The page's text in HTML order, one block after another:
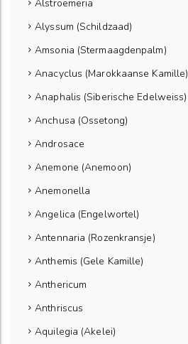
Alstroemeria
Alyssum (Schildzaad)
Amsonia (Stermaagdenpalm)
Anacyclus (Marokkaanse Kamille)
Anaphalis (Siberische Edelweiss)
Anchusa (Ossetong)
Androsace
Anemone (Anemoon)
Anemonella
Angelica (Engelwortel)
Antennaria (Rozenkransje)
Anthemis (Gele Kamille)
Anthericum
Anthriscus
Aquilegia (Akelei)